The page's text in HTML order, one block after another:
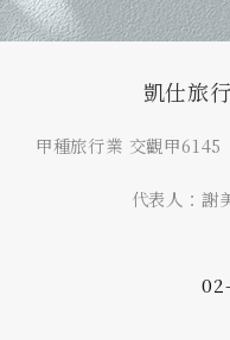
凱仕旅
甲種旅行業 交觀甲
代表人：